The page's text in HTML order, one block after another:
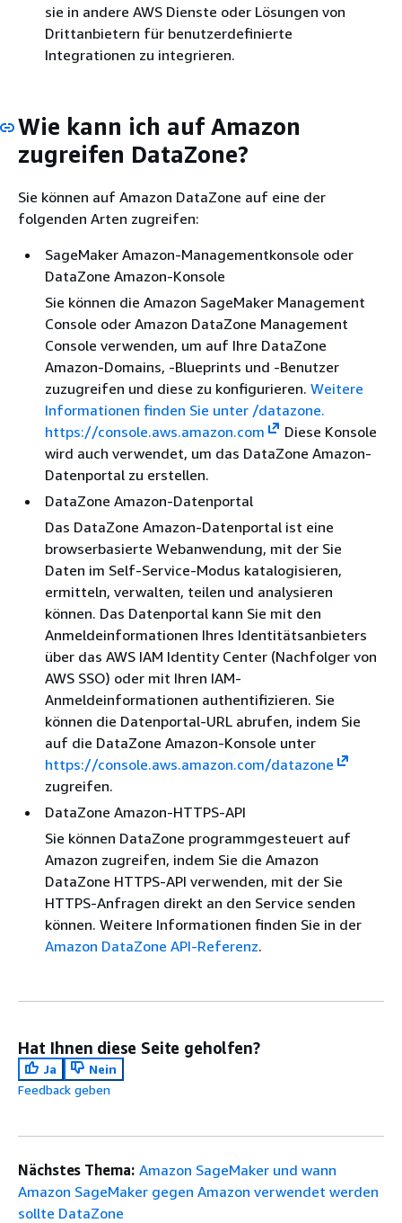
sie in andere AWS Dienste oder Lösungen von
Drittanbietern für benutzerdefinierte
Integrationen zu integrieren.
Wie kann ich auf Amazon
zugreifen DataZone?
Sie können auf Amazon DataZone auf eine der
folgenden Arten zugreifen:
SageMaker Amazon-Managementkonsole oder
DataZone Amazon-Konsole
Sie können die Amazon SageMaker Management
Console oder Amazon DataZone Management
Console verwenden, um auf Ihre DataZone
Amazon-Domains, -Blueprints und -Benutzer
zuzugreifen und diese zu konfigurieren. Weitere
Informationen finden Sie unter /datazone.
https://console.aws.amazon.com
Diese Konsole
wird auch verwendet, um das DataZone Amazon-
Datenportal zu erstellen.
DataZone Amazon-Datenportal
Das DataZone Amazon-Datenportal ist eine
browserbasierte Webanwendung, mit der Sie
Daten im Self-Service-Modus katalogisieren,
ermitteln, verwalten, teilen und analysieren
können. Das Datenportal kann Sie mit den
Anmeldeinformationen Ihres Identitätsanbieters
über das AWS IAM Identity Center (Nachfolger von
AWS SSO) oder mit Ihren IAM-
Anmeldeinformationen authentifizieren. Sie
können die Datenportal-URL abrufen, indem Sie
auf die DataZone Amazon-Konsole unter
https://console.aws.amazon.com/datazone
zugreifen.
DataZone Amazon-HTTPS-API
Sie können DataZone programmgesteuert auf
Amazon zugreifen, indem Sie die Amazon
DataZone HTTPS-API verwenden, mit der Sie
HTTPS-Anfragen direkt an den Service senden
können. Weitere Informationen finden Sie in der
Amazon DataZone API-Referenz.
Hat Ihnen diese Seite geholfen?
Ja
Nein
Feedback geben
Nächstes Thema: Amazon SageMaker und wann
Amazon SageMaker gegen Amazon verwendet werden
sollte DataZone